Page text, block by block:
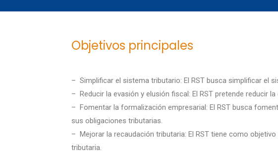
Objetivos principales
– Simplificar el sistema tributario: El RST busca simplificar el
– Reducir la evasión y elusión fiscal: El RST pretende reducir
– Fomentar la formalización empresarial: El RST busca
sus obligaciones tributarias.
– Mejorar la recaudación tributaria: El RST tiene como
tributaria.